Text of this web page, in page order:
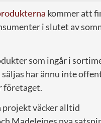
kommer att
i slutet av
som ingår i
har ännu inte
företaget.
projekt väcker alltid